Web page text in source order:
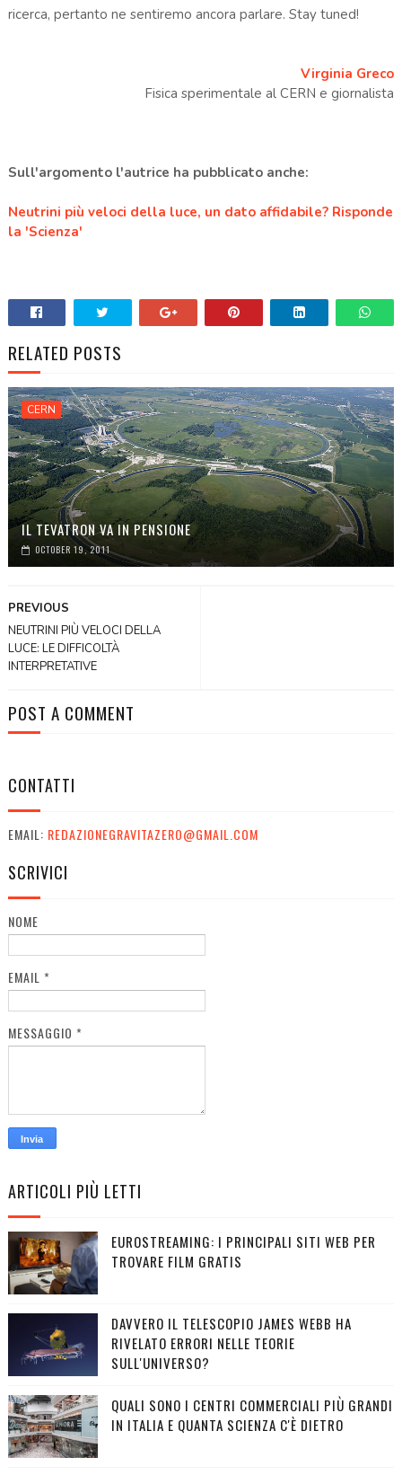
ricerca, pertanto ne sentiremo ancora parlare. Stay tuned!
Virginia Greco
Fisica sperimentale al CERN e giornalista
Sull'argomento l'autrice ha pubblicato anche:
Neutrini più veloci della luce, un dato affidabile? Risponde
la 'Scienza'
RELATED POSTS
CERN
IL TEVATRON VA IN PENSIONE
OCTOBER 19, 2011
PREVIOUS
NEUTRINI PIÙ VELOCI DELLA
LUCE: LE DIFFICOLTÀ
INTERPRETATIVE
POST A COMMENT
CONTATTI
EMAIL: REDAZIONEGRAVITAZERO@GMAIL.COM
SCRIVICI
NOME
EMAIL *
MESSAGGIO *
ARTICOLI PIÙ LETTI
EUROSTREAMING: I PRINCIPALI SITI WEB PER
TROVARE FILM GRATIS
DAVVERO IL TELESCOPIO JAMES WEBB HA
RIVELATO ERRORI NELLE TEORIE
SULL'UNIVERSO?
QUALI SONO I CENTRI COMMERCIALI PIÙ GRANDI
IN ITALIA E QUANTA SCIENZA C'È DIETRO